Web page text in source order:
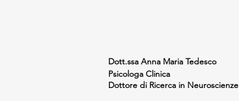
Dott.ssa Anna Maria Tedesco
Psicologa Clinica
Dottore di Ricerca in Neuroscienze